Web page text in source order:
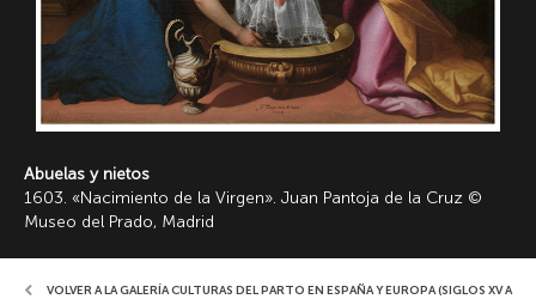
Abuelas y nietos
1603. «Nacimiento de la Virgen». Juan Pantoja de la Cruz ©
Museo del Prado, Madrid
VOLVER A LA GALERÍA CULTURAS DEL PARTO EN ESPAÑA Y EUROPA (SIGLOS XV A